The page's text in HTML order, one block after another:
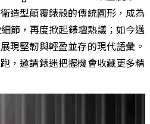
造型顛覆錶殼的傳統圓形，成為
節，再度掀起錶壇熱議；如今邁
現堅韌與輕盈並存的現代語彙。
，邀請錶迷把握機會收藏更多精